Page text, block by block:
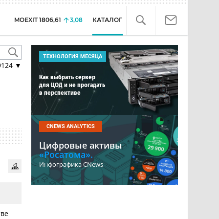
MOEXIT 1806,61 3,08 КАТАЛОГ
▼
ТЕХНОЛОГИЯ МЕСЯЦА
Как выбрать сервер
для ЦОД и не прогадать
в перспективе
CNEWS ANALYTICS
Цифровые активы
«Росатома».
Инфографика CNews